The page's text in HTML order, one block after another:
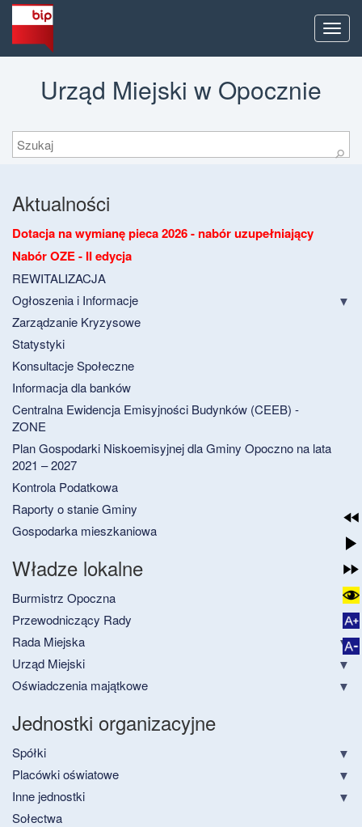
Menu
Urząd Miejski w Opocznie
Szukaj
⚲
Aktualności
Dotacja na wymianę pieca 2026 - nabór uzupełniający
Nabór OZE - II edycja
REWITALIZACJA
Ogłoszenia i Informacje
Zarządzanie Kryzysowe
Statystyki
Konsultacje Społeczne
Informacja dla banków
Centralna Ewidencja Emisyjności Budynków (CEEB) -
ZONE
Plan Gospodarki Niskoemisyjnej dla Gminy Opoczno na lata
2021 – 2027
Kontrola Podatkowa
Raporty o stanie Gminy
Gospodarka mieszkaniowa
Władze lokalne
Burmistrz Opoczna
Przewodniczący Rady
Rada Miejska
Urząd Miejski
Oświadczenia majątkowe
Jednostki organizacyjne
Spółki
Placówki oświatowe
Inne jednostki
Sołectwa